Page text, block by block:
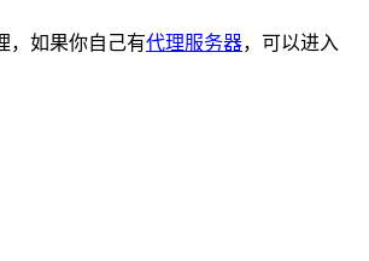
，如果你自己有代理服务器，可以进入